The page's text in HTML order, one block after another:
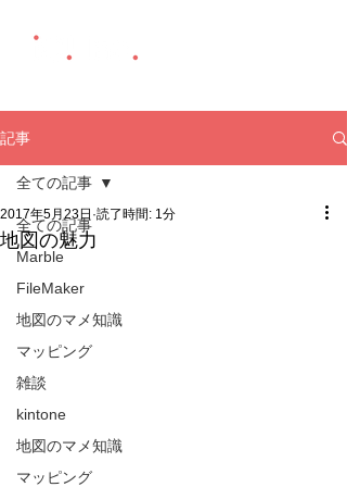
記事
全ての記事
Marble
FileMaker
地図のマメ知識
マッピング
雑談
kintone
地図のマメ知識
マッピング
全ての記事
地図の魅力
2017年5月23日 読了時間: 1分